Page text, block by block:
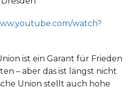
watch?
ist ein Garant für Frieden
– aber das ist längst nicht
Union stellt auch hohe